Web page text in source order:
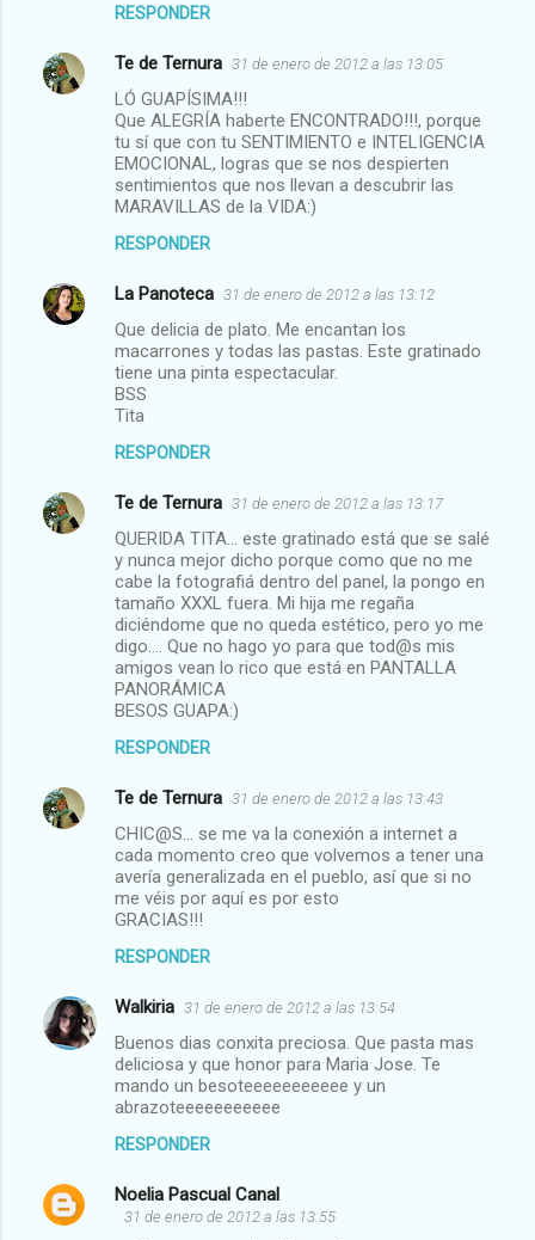
RESPONDER
Te de Ternura 31 de enero de 2012 a las 13:05
LÓ GUAPÍSIMA!!!
Que ALEGRÍA haberte ENCONTRADO!!!, porque
tu sí que con tu SENTIMIENTO e INTELIGENCIA
EMOCIONAL, logras que se nos despierten
sentimientos que nos llevan a descubrir las
MARAVILLAS de la VIDA:)
RESPONDER
La Panoteca 31 de enero de 2012 a las 13:12
Que delicia de plato. Me encantan los
macarrones y todas las pastas. Este gratinado
tiene una pinta espectacular.
BSS
Tita
RESPONDER
Te de Ternura 31 de enero de 2012 a las 13:17
QUERIDA TITA... este gratinado está que se salé
y nunca mejor dicho porque como que no me
cabe la fotografiá dentro del panel, la pongo en
tamaño XXXL fuera. Mi hija me regaña
diciéndome que no queda estético, pero yo me
digo.... Que no hago yo para que tod@s mis
amigos vean lo rico que está en PANTALLA
PANORÁMICA
BESOS GUAPA:)
RESPONDER
Te de Ternura 31 de enero de 2012 a las 13:43
CHIC@S... se me va la conexión a internet a
cada momento creo que volvemos a tener una
avería generalizada en el pueblo, así que si no
me véis por aquí es por esto
GRACIAS!!!
RESPONDER
Walkiria 31 de enero de 2012 a las 13:54
Buenos dias conxita preciosa. Que pasta mas
deliciosa y que honor para Maria Jose. Te
mando un besoteeeeeeeeeee y un
abrazoteeeeeeeeeee
RESPONDER
Noelia Pascual Canal
31 de enero de 2012 a las 13:55